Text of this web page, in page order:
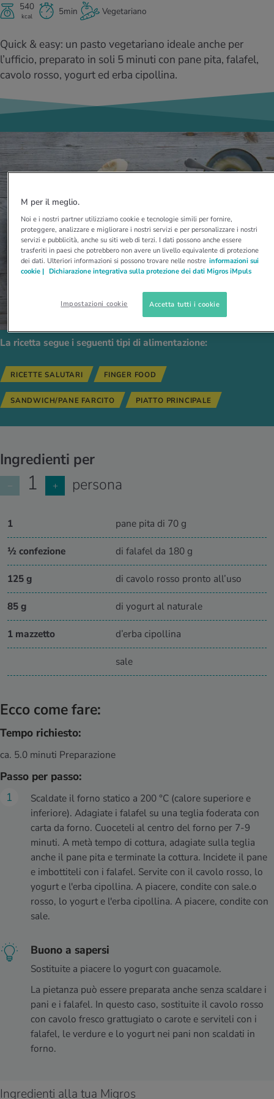
e intolleranze
nutritive
Calcolatore BMI
invernali
Calcola il consumo calorico
Corsa & Jogging
Lavoro e salute
Rilassamento attivo
delle donne
fisici
mediche
Abbassare la pressione sanguigna
D’ATTUALITÀ NELL’AMBITO SERVIZIO
Tool, test e quiz
540
kcal 5min Vegetariano
Quick & easy: un pasto vegetariano ideale anche per
l’ufficio, preparato in soli 5 minuti con pane pita, falafel,
cavolo rosso, yogurt ed erba cipollina.
La ricetta segue i seguenti tipi di alimentazione:
RICETTE SALUTARI FINGER FOOD
SANDWICH/PANE FARCITO PIATTO PRINCIPALE
Ingredienti per
− 1 + persona
1 pane pita di 70 g
½ confezione di falafel da 180 g
125 g di cavolo rosso pronto all’uso
85 g di yogurt al naturale
1 mazzetto d’erba cipollina
sale
Ecco come fare:
Tempo richiesto:
ca. 5.0 minuti Preparazione
Passo per passo:
Scaldate il forno statico a 200 °C (calore superiore e
inferiore). Adagiate i falafel su una teglia foderata con
carta da forno. Cuoceteli al centro del forno per 7-9
minuti. A metà tempo di cottura, adagiate sulla teglia
anche il pane pita e terminate la cottura. Incidete il pane
e imbottiteli con i falafel. Servite con il cavolo rosso, lo
yogurt e l'erba cipollina. A piacere, condite con sale.o
rosso, lo yogurt e l'erba cipollina. A piacere, condite con
sale.
Buono a sapersi
Sostituite a piacere lo yogurt con guacamole.
La pietanza può essere preparata anche senza scaldare i
pani e i falafel. In questo caso, sostituite il cavolo rosso
con cavolo fresco grattugiato o carote e serviteli con i
falafel, le verdure e lo yogurt nei pani non scaldati in
forno.
Ingredienti alla tua Migros
M per il meglio.
Noi e i nostri partner utilizziamo cookie e tecnologie simili per fornire,
proteggere, analizzare e migliorare i nostri servizi e per personalizzare i nostri
servizi e pubblicità, anche su siti web di terzi. I dati possono anche essere
trasferiti in paesi che potrebbero non avere un livello equivalente di protezione
dei dati. Ulteriori informazioni si possono trovare nelle nostre informazioni sui
cookie | Dichiarazione integrativa sulla protezione dei dati Migros iMpuls
Impostazioni cookie Accetta tutti i cookie